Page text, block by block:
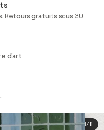
Retours gratuits sous 30
d'art
1/11